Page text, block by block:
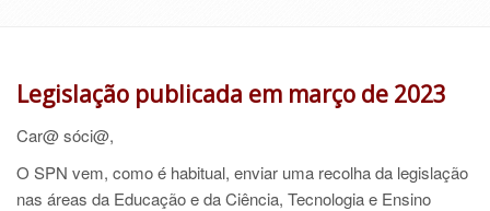
Legislação publicada em março de 2023
Car@ sóci@,
O SPN vem, como é habitual, enviar uma recolha da legislação
nas áreas da Educação e da Ciência, Tecnologia e Ensino